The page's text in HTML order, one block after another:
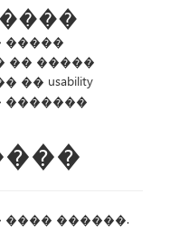
�����
�� �����
usability
�������
������.